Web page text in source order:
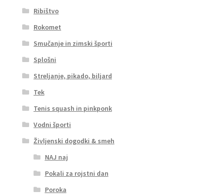
Ribištvo
Rokomet
Smučanje in zimski športi
Splošni
Streljanje, pikado, biljard
Tek
Tenis squash in pinkponk
Vodni športi
Življenski dogodki & smeh
NAJ naj
Pokali za rojstni dan
Poroka